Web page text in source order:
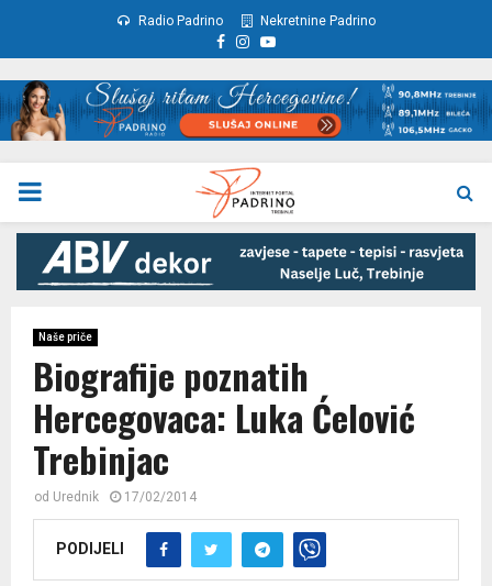
Radio Padrino Nekretnine Padrino
Facebook
Instagram
Youtube
PRIMARY
MENU
Naše priče
Biografije poznatih
Hercegovaca: Luka Ćelović
Trebinjac
od Urednik 17/02/2014
PODIJELI